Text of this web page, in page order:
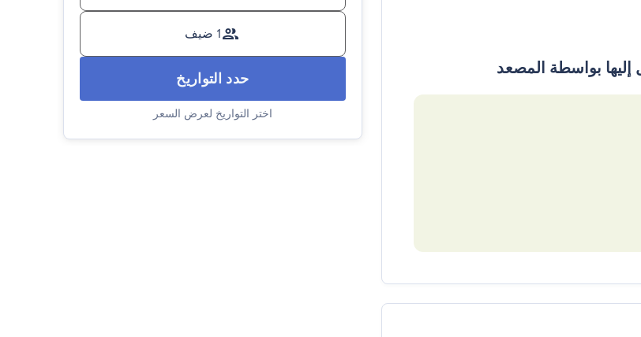
1 ضيف
حدد التواريخ
اختر التواريخ لعرض السعر